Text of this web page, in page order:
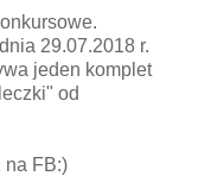
29.07.2018 r.
jeden komplet
od
na FB:)